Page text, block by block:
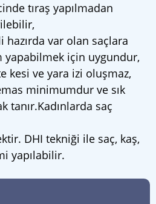
tıraş yapılmadan
hazırda var olan saçlara
yapabilmek için uygundur,
kesi ve yara izi oluşmaz,
minimumdur ve sık
tanır.Kadınlarda saç
DHI tekniği ile saç, kaş,
yapılabilir.